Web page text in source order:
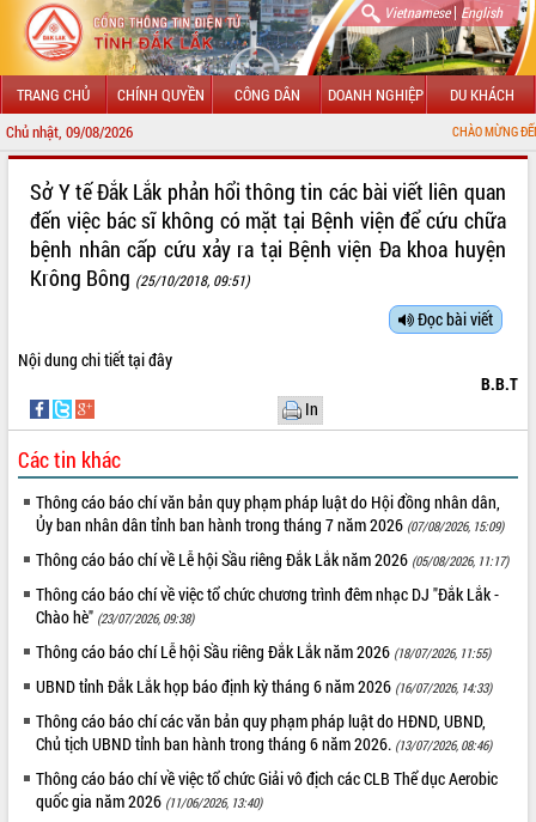
Vietnamese| English
TRANG CHỦ CHÍNH QUYỀN CÔNG DÂN DOANH NGHIỆP DU KHÁCH
Chủ nhật, 09/08/2026 CHÀO MỪNG ĐẾN VỚI
LÃNH ĐẠO UBND TỈNH
TIN TỨC SỰ KIỆN
UBND CÁC XÃ, PHƯỜNG
THÔNG TIN CHỈ ĐẠO ĐIỀU HÀNH
HỆ THỐNG VĂN BẢN
VĂN BẢN HĐND TỈNH
ĐIỂM TIN VĂN BẢN
QUY HOẠCH - KẾ HOẠCH
Sở Y tế Đắk Lắk phản hổi thông tin các bài viết liên quan
đến việc bác sĩ không có mặt tại Bệnh viện để cứu chữa
bệnh nhân cấp cứu xảy ra tại Bệnh viện Đa khoa huyện
Krông Bông (25/10/2018, 09:51)
Đọc bài viết
Nội dung chi tiếttại đây
B.B.T
In
Các tin khác
Thông cáo báo chí văn bản quy phạm pháp luật do Hội đồng nhân dân,
Ủy ban nhân dân tỉnh ban hành trong tháng 7 năm 2026 (07/08/2026, 15:09)
Thông cáo báo chí về Lễ hội Sầu riêng Đắk Lắk năm 2026 (05/08/2026, 11:17)
Thông cáo báo chí về việc tổ chức chương trình đêm nhạc DJ "Đắk Lắk -
Chào hè" (23/07/2026, 09:38)
Thông cáo báo chí Lễ hội Sầu riêng Đắk Lắk năm 2026 (18/07/2026, 11:55)
UBND tỉnh Đắk Lắk họp báo định kỳ tháng 6 năm 2026 (16/07/2026, 14:33)
Thông cáo báo chí các văn bản quy phạm pháp luật do HĐND, UBND,
Chủ tịch UBND tỉnh ban hành trong tháng 6 năm 2026. (13/07/2026, 08:46)
Thông cáo báo chí về việc tổ chức Giải vô địch các CLB Thể dục Aerobic
quốc gia năm 2026 (11/06/2026, 13:40)